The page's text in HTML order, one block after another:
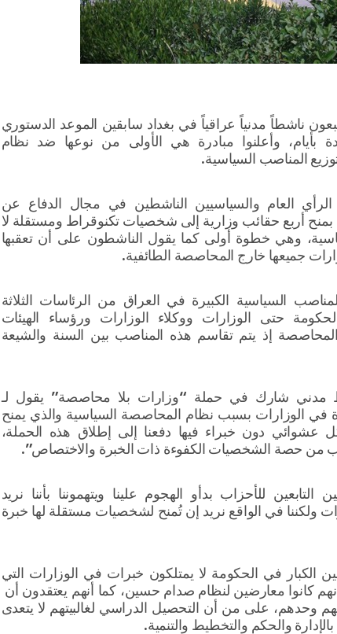
ناشطاً مدنياً عراقياً في بغداد سابقين الموعد الدستوري
بأيام، وأعلنوا مبادرة هي الأولى من نوعها ضد نظام
المناصب السياسية.
العام والسياسيين الناشطين في مجال الدفاع عن
بمنح أربع حقائب وزارية إلى شخصيات تكنوقراط ومستقلة لا
وهي خطوة أولى كما يقول الناشطون على أن تعقبها
جميعها خارج المحاصصة الطائفية.
المناصب السياسية الكبيرة في العراق من الرئاسات الثلاثة
حتى الوزارات ووكلاء الوزارات ورؤساء الهيئات
إذ يتم تقاسم هذه المناصب بين السنة والشيعة
مدني شارك في حملة “وزارات بلا محاصصة” يقول لـ
في الوزارات بسبب نظام المحاصصة السياسية والذي يمنح
عشوائي دون خبراء فيها دفعنا إلى إطلاق هذه الحملة،
من حصة الشخصيات الكفوءة ذات الخبرة والاختصاص”.
للأحزاب بدأو الهجوم علينا ويتهموننا بأننا نريد
ولكننا في الواقع نريد إن تُمنح لشخصيات مستقلة لها خبرة
الكبار في الحكومة لا يمتلكون خبرات في الوزارات التي
كانوا معارضين لنظام صدام حسين، كما أنهم يعتقدون أن
وحدهم، على من أن التحصيل الدراسي لغالبيتهم لا يتعدى
والحكم والتخطيط والتنمية.